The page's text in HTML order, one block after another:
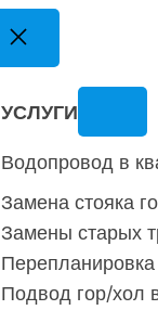
УСЛУГИ
Водопровод в
Замена стояка
Замены старых
Подвод гор/хол